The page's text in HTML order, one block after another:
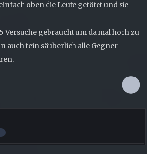
oben die Leute getötet und sie
Versuche gebraucht um da mal hoch zu
auch fein säuberlich alle Gegner